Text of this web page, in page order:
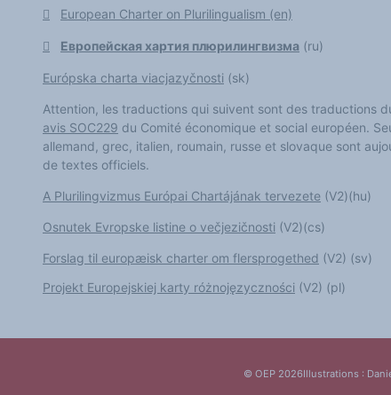
Chroniques et humeurs
Morceaux choisis
Anglicismes-anglicisation
Humour et plurilinguisme
European Charter on Plurilingualism (en)
Европейская хартия плюрилингвизма (ru)
Európska charta viacjazyčnosti (sk)
Attention, les traductions qui suivent sont des traductions
avis SOC229 du Comité économique et social européen.
allemand, grec, italien, roumain, russe et slovaque sont
de textes officiels.
A Plurilingvizmus Európai Chartájának tervezete (V2)(hu)
Osnutek Evropske listine o večjezičnosti (V2)(cs)
Forslag til europæisk charter om flersprogethed (V2) (sv)
Projekt Europejskiej karty różnojęzyczności (V2) (pl)
© OEP 2026Illustrations :